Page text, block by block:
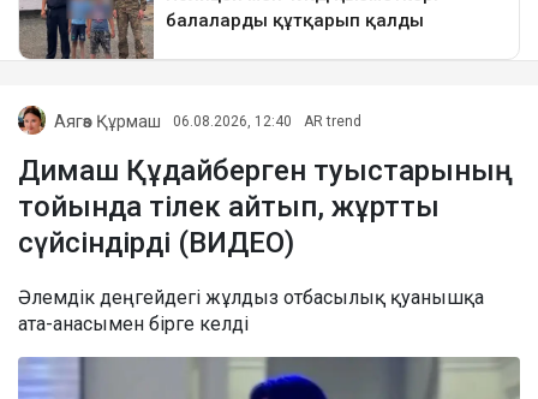
Аягөз Құрмаш 06.08.2026, 12:40 AR trend
Димаш Құдайберген туыстарының
тойында тілек айтып, жұртты
сүйсіндірді (ВИДЕО)
Әлемдік деңгейдегі жұлдыз отбасылық қуанышқа
ата-анасымен бірге келді